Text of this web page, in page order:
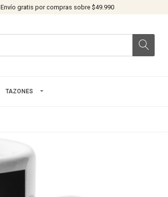
Envío gratis por compras sobre $49.990
TAZONES